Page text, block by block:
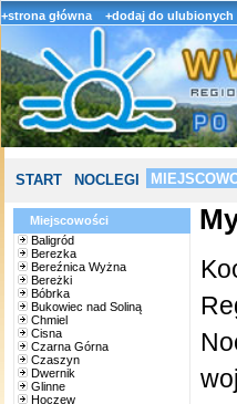
+strona główna +dodaj do ulubionych
START NOCLEGI
Miejscowości
Baligród
Berezka
Bereźnica Wyżna
Bereżki
Bóbrka
Bukowiec nad Soliną
Chmiel
Cisna
Czarna Górna
Czaszyn
Dwernik
Glinne
Hoczew